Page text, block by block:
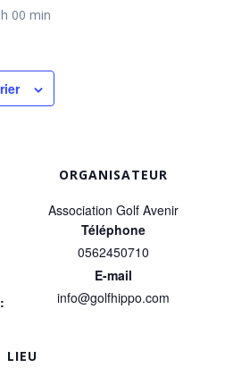
00 min
LIEU
ORGANISATEUR
Association Golf Avenir
Téléphone
0562450710
E-mail
info@golfhippo.com